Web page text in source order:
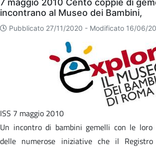
incontrano al Museo dei Bambini,
Pubblicato 27/11/2020 - Modificato 16/06/
ISS 7 maggio 2010
Un incontro di bambini gemelli con le loro
delle numerose iniziative che il Registro